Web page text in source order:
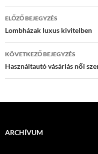
Bejegyzés
navigáció
ELŐZŐ BEJEGYZÉS
Lombházak luxus kivitelben
KÖVETKEZŐ BEJEGYZÉS
Használtautó vásárlás női
ARCHÍVUM